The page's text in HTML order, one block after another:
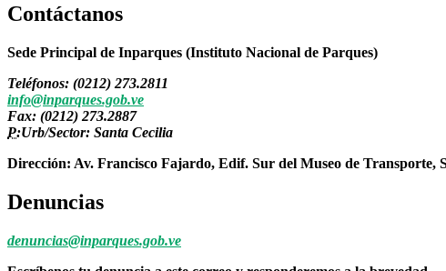
Contáctanos
Sede Principal de Inparques (Instituto Nacional de Parques)
Teléfonos: (0212) 273.2811
info@inparques.gob.ve
Fax: (0212) 273.2887
P:Urb/Sector: Santa Cecilia
Dirección: Av. Francisco Fajardo, Edif. Sur del Museo de Transporte,
Denuncias
denuncias@inparques.gob.ve